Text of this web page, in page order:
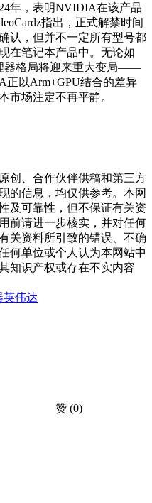
年，表明NVIDIA在该产品
指出，正式解禁时间
认，但并不一定所有型号都
在笔记本产品中。无论如
器格局将迎来重大变局——
以Arm+GPU结合的差异
市场注定不再平静。
创、合作伙伴供稿和第三方
的信息，均仅供参考。本网
及可靠性，但不保证有关资
前请进一步核实，并对任何
关资料所引致的错误、不确
何单位或个人认为本网站中
知识产权或存在不实内容
英伟达
赞 (0)